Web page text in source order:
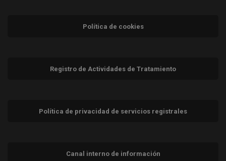
Política de cookies
Registro de Actividades de Tratamiento
Política de privacidad de servicios registrales
Canal interno de información